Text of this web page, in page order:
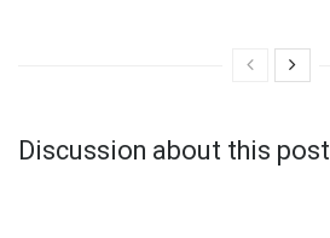
Discussion about this post